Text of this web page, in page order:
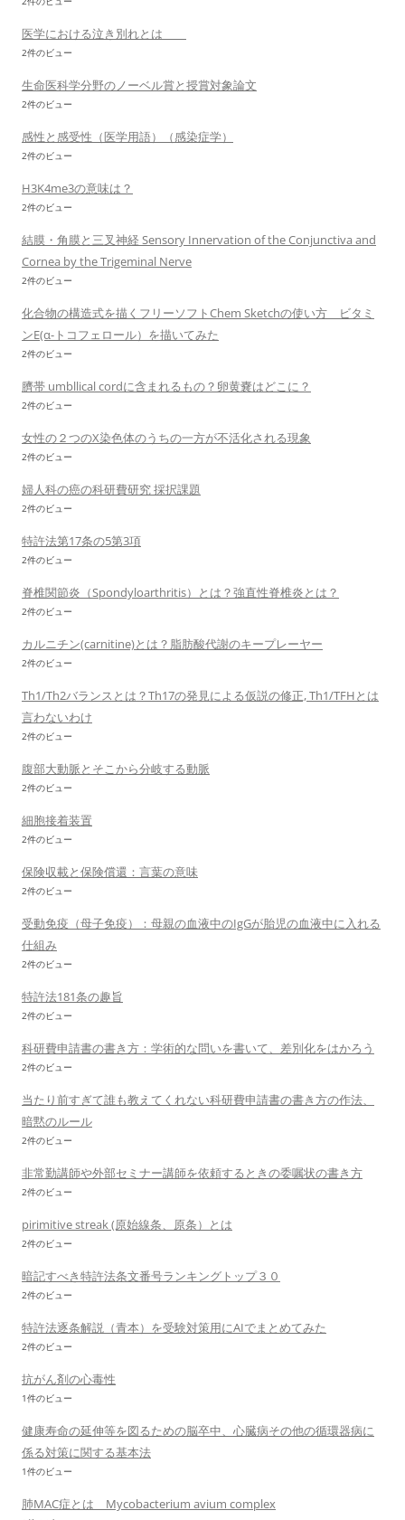
医学における泣き別れとは
2件のビュー
生命医科学分野のノーベル賞と授賞対象論文
2件のビュー
感性と感受性（医学用語）（感染症学）
2件のビュー
H3K4me3の意味は？
2件のビュー
結膜・角膜と三叉神経 Sensory Innervation of the Conjunctiva and
Cornea by the Trigeminal Nerve
2件のビュー
化合物の構造式を描くフリーソフトChem Sketchの使い方 ビタミ
ンE(α-トコフェロール）を描いてみた
2件のビュー
臍帯 umbllical cordに含まれるもの？卵黄嚢はどこに？
2件のビュー
女性の２つのX染色体のうちの一方が不活化される現象
2件のビュー
婦人科の癌の科研費研究 採択課題
2件のビュー
特許法第17条の5第3項
2件のビュー
脊椎関節炎（Spondyloarthritis）とは？強直性脊椎炎とは？
2件のビュー
カルニチン(carnitine)とは？脂肪酸代謝のキープレーヤー
2件のビュー
Th1/Th2バランスとは？Th17の発見による仮説の修正, Th1/TFHとは
言わないわけ
2件のビュー
腹部大動脈とそこから分岐する動脈
2件のビュー
細胞接着装置
2件のビュー
保険収載と保険償還：言葉の意味
2件のビュー
受動免疫（母子免疫）：母親の血液中のIgGが胎児の血液中に入れる
仕組み
2件のビュー
特許法181条の趣旨
2件のビュー
科研費申請書の書き方：学術的な問いを書いて、差別化をはかろう
2件のビュー
当たり前すぎて誰も教えてくれない科研費申請書の書き方の作法、
暗黙のルール
2件のビュー
非常勤講師や外部セミナー講師を依頼するときの委嘱状の書き方
2件のビュー
pirimitive streak (原始線条、原条）とは
2件のビュー
暗記すべき特許法条文番号ランキングトップ３０
2件のビュー
特許法逐条解説（青本）を受験対策用にAIでまとめてみた
2件のビュー
抗がん剤の心毒性
1件のビュー
健康寿命の延伸等を図るための脳卒中、心臓病その他の循環器病に
係る対策に関する基本法
1件のビュー
肺MAC症とは Mycobacterium avium complex